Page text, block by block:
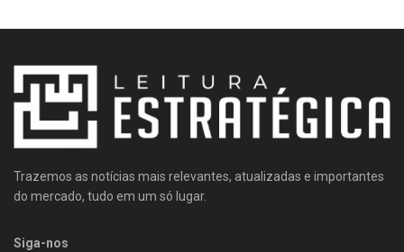
Trazemos as notícias mais relevantes, atualizadas e importantes
do mercado, tudo em um só lugar.
Siga-nos